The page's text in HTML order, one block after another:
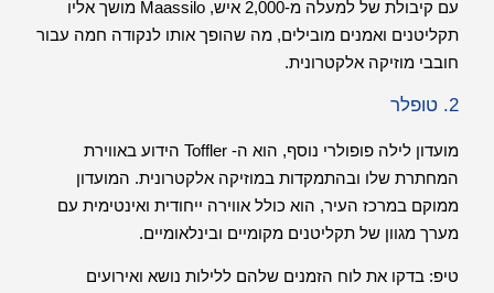
עם קיבולת של למעלה מ-2,000 איש, Maassilo מושך אליו
תקליטנים ואמנים מובילים, מה שהופך אותו לנקודה חמה עבור
חובבי מוזיקה אלקטרונית.
2. טופלר
מועדון לילה פופולרי נוסף, הוא ה- Toffler הידוע באווירת
המחתרת שלו ובהתמקדות במוזיקה אלקטרונית. המועדון
ממוקם במרכז העיר, הוא כולל אווירה ייחודית ואינטימית עם
מערך מגוון של תקליטנים מקומיים ובינלאומיים.
טיפ: בדקו את לוח הזמנים שלהם ללילות נושא ואירועים